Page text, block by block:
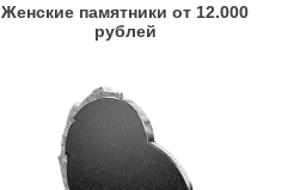
Женские памятники от 12.000
рублей